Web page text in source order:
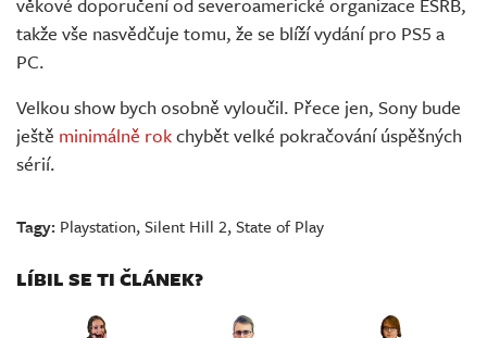
takže vše nasvědčuje tomu, že se blíží vydání pro PS5 a
PC.
Velkou show bych osobně vyloučil. Přece jen, Sony bude
ještě minimálně rokchybět velké pokračování úspěšných
sérií.
Tagy: Playstation,Silent Hill 2,State of Play
LÍBIL SE TI ČLÁNEK?